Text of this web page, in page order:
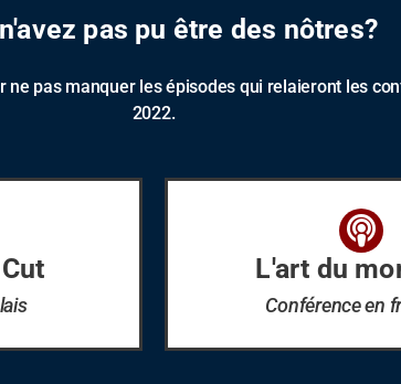
pas pu être des nôtres?
pas manquer les épisodes qui relaieront les
2022.
L'art du
Conférence en